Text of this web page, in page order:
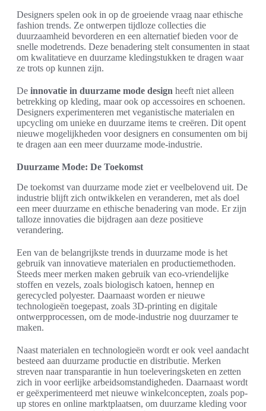
Designers spelen ook in op de groeiende vraag naar ethische
fashion trends. Ze ontwerpen tijdloze collecties die
duurzaamheid bevorderen en een alternatief bieden voor de
snelle modetrends. Deze benadering stelt consumenten in staat
om kwalitatieve en duurzame kledingstukken te dragen waar
ze trots op kunnen zijn.
De innovatie in duurzame mode design heeft niet alleen
betrekking op kleding, maar ook op accessoires en schoenen.
Designers experimenteren met veganistische materialen en
upcycling om unieke en duurzame items te creëren. Dit opent
nieuwe mogelijkheden voor designers en consumenten om bij
te dragen aan een meer duurzame mode-industrie.
Duurzame Mode: De Toekomst
De toekomst van duurzame mode ziet er veelbelovend uit. De
industrie blijft zich ontwikkelen en veranderen, met als doel
een meer duurzame en ethische benadering van mode. Er zijn
talloze innovaties die bijdragen aan deze positieve
verandering.
Een van de belangrijkste trends in duurzame mode is het
gebruik van innovatieve materialen en productiemethoden.
Steeds meer merken maken gebruik van eco-vriendelijke
stoffen en vezels, zoals biologisch katoen, hennep en
gerecycled polyester. Daarnaast worden er nieuwe
technologieën toegepast, zoals 3D-printing en digitale
ontwerpprocessen, om de mode-industrie nog duurzamer te
maken.
Naast materialen en technologieën wordt er ook veel aandacht
besteed aan duurzame productie en distributie. Merken
streven naar transparantie in hun toeleveringsketen en zetten
zich in voor eerlijke arbeidsomstandigheden. Daarnaast wordt
er geëxperimenteerd met nieuwe winkelconcepten, zoals pop-
up stores en online marktplaatsen, om duurzame kleding voor